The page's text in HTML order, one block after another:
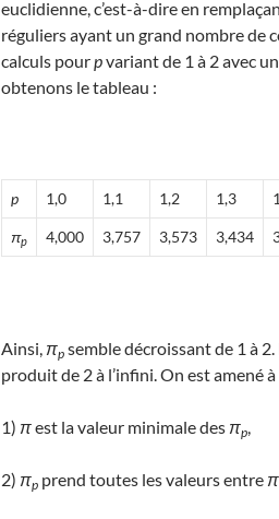
euclidienne, c’est-à-dire en
réguliers ayant un grand nombre de
calculs pourpvariant de 1 à 2 avec
obtenons le tableau :
p 1,0 1,1 1,2 1,3
πp 4,000 3,757 3,573 3,434
Ainsi, πp semble décroissant de 1 à
produit de 2 à l’infini. On est amené
1) πest la valeur minimale des πp,
2) πp prend toutes les valeurs entre π